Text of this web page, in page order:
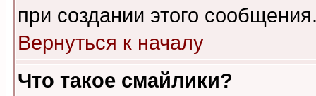
при создании этого
Вернуться к началу
Что такое смайлики?